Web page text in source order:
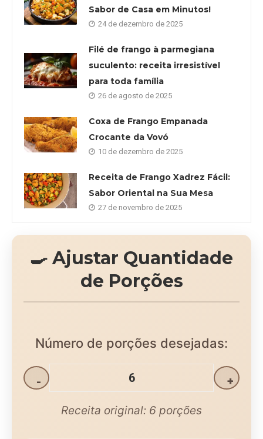
Sabor de Casa em Minutos!
24 de dezembro de 2025
Filé de frango à parmegiana
suculento: receita irresistível
para toda família
26 de agosto de 2025
Coxa de Frango Empanada
Crocante da Vovó
10 de dezembro de 2025
Receita de Frango Xadrez Fácil:
Sabor Oriental na Sua Mesa
27 de novembro de 2025
🍳 Ajustar Quantidade
de Porções
Número de porções desejadas:
- +
Receita original: 6 porções